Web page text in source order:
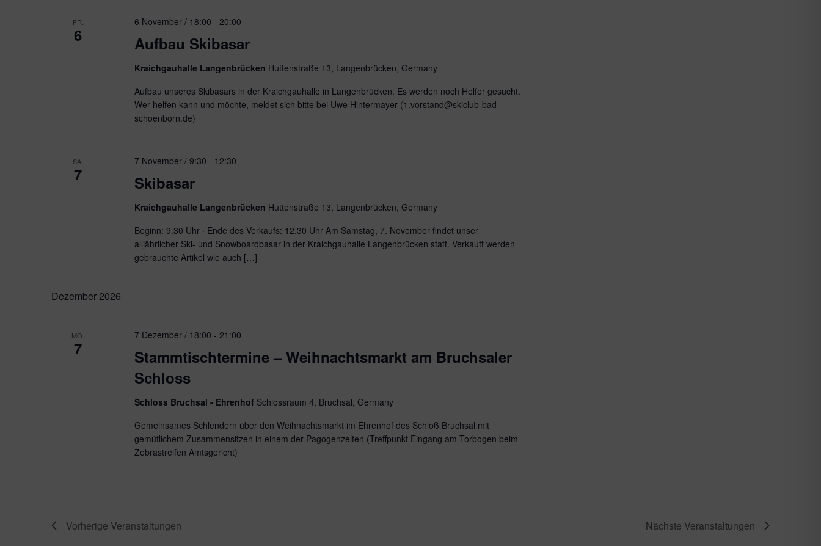
FR.
6 Aufbau Skibasar
6 November / 18:00 - 20:00
Kraichgauhalle Langenbrücken Huttenstraße 13, Langenbrücken, Germany
Aufbau unseres Skibasars in der Kraichgauhalle in Langenbrücken. Es werden noch Helfer gesucht.
Wer helfen kann und möchte, meldet sich bitte bei Uwe Hintermayer (1.vorstand@skiclub-bad-
schoenborn.de)
SA.
7 Skibasar
7 November / 9:30 - 12:30
Kraichgauhalle Langenbrücken Huttenstraße 13, Langenbrücken, Germany
Beginn: 9.30 Uhr · Ende des Verkaufs: 12.30 Uhr Am Samstag, 7. November findet unser
alljährlicher Ski- und Snowboardbasar in der Kraichgauhalle Langenbrücken statt. Verkauft werden
gebrauchte Artikel wie auch […]
Dezember 2026
MO.
7
Stammtischtermine – Weihnachtsmarkt am Bruchsaler
Schloss
7 Dezember / 18:00 - 21:00
Schloss Bruchsal - Ehrenhof Schlossraum 4, Bruchsal, Germany
Gemeinsames Schlendern über den Weihnachtsmarkt im Ehrenhof des Schloß Bruchsal mit
gemütlichem Zusammensitzen in einem der Pagogenzelten (Treffpunkt Eingang am Torbogen beim
Zebrastreifen Amtsgericht)
Vorherige Veranstaltungen Nächste Veranstaltungen